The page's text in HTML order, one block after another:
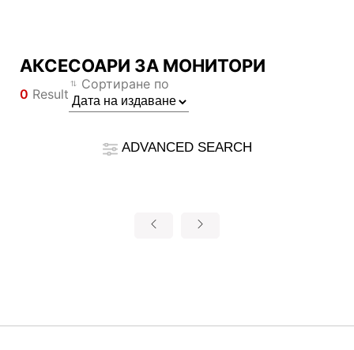
АКСЕСОАРИ ЗА МОНИТОРИ
0 Result
Сортиране по
ADVANCED SEARCH
Сравнителен резултат
* Разликите са маркирани в червено
{{item}}
Filter
{{feature}}